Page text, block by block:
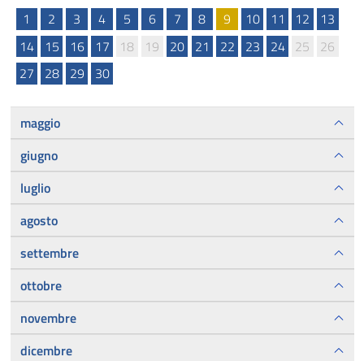
1
2 3 4 5 6 7 8 9 10 11 12
13
14
15 16 17 18 19 20 21 22 23 24 25
26
27
28 29 30
maggio
giugno
luglio
agosto
settembre
ottobre
novembre
dicembre